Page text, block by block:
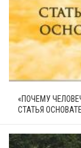
«ПОЧЕМУ
СТАТЬЯ